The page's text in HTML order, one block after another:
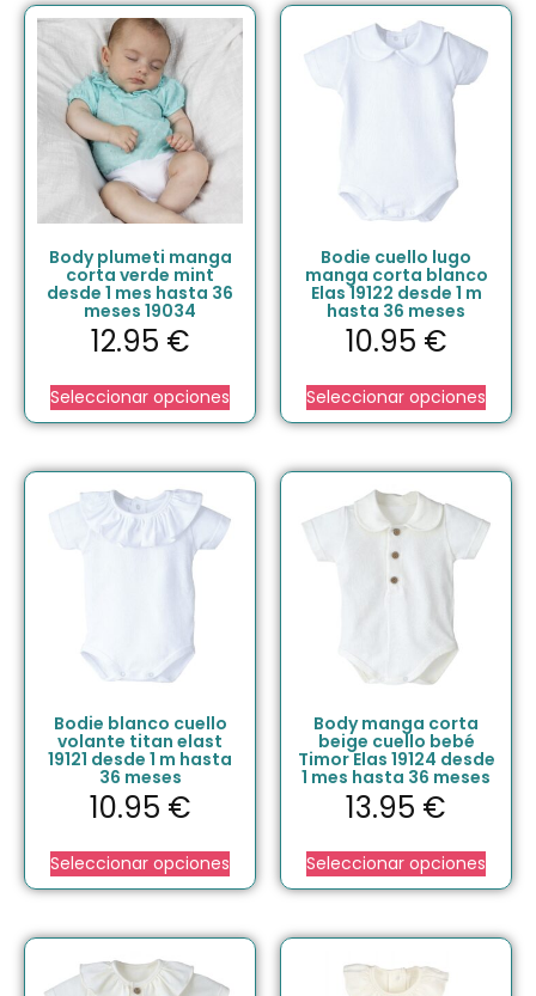
Body plumeti manga
corta verde mint
desde 1 mes hasta 36
meses 19034
12.95 €
Seleccionar opciones
Bodie cuello lugo
manga corta blanco
Elas 19122 desde 1 m
hasta 36 meses
10.95 €
Seleccionar opciones
Bodie blanco cuello
volante titan elast
19121 desde 1 m hasta
36 meses
10.95 €
Seleccionar opciones
Body manga corta
beige cuello bebé
Timor Elas 19124 desde
1 mes hasta 36 meses
13.95 €
Seleccionar opciones